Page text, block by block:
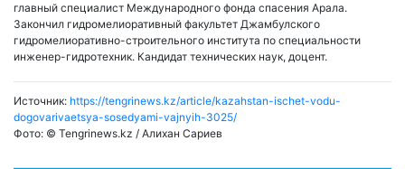
главный специалист Международного фонда спасения Арала.
Закончил гидромелиоративный факультет Джамбулского
гидромелиоративно-строительного института по специальности
инженер-гидротехник. Кандидат технических наук, доцент.
Источник: https://tengrinews.kz/article/kazahstan-ischet-vodu-
dogovarivaetsya-sosedyami-vajnyih-3025/
Фото: ©️ Tengrinews.kz / Алихан Сариев